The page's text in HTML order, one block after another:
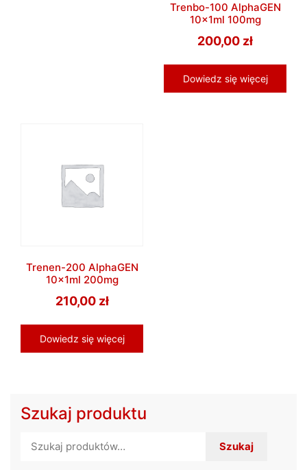
Trenbo-100 AlphaGEN
10x1ml 100mg
200,00 zł
Dowiedz się więcej
Trenen-200 AlphaGEN
10x1ml 200mg
210,00 zł
Dowiedz się więcej
Szukaj produktu
Szukaj